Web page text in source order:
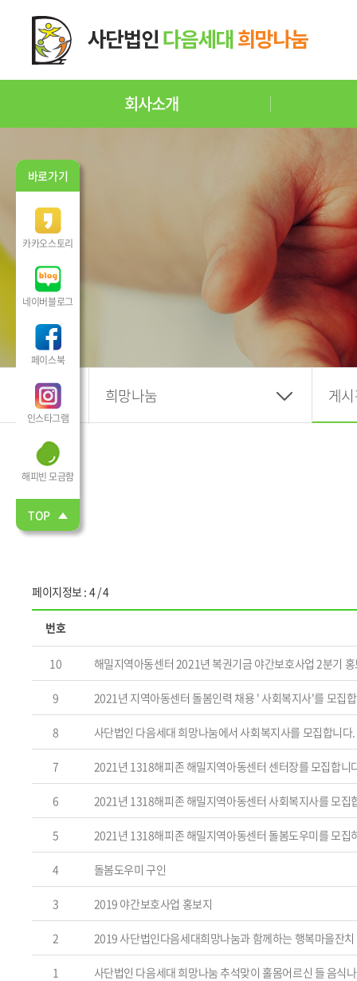
회사소개
희망나눔 게
페이지정보 : 4 / 4
번호
10 해밀지역아동센터 2021년 복권기금 야간보호사업 2분기
9 2021년 지역아동센터 돌봄인력 채용 ' 사회복지사'를 모집
8 사단법인 다음세대 희망나눔에서 사회복지사를 모집합니다.
7 2021년 1318해피존 해밀지역아동센터 센터장를 모집합니
6 2021년 1318해피존 해밀지역아동센터 사회복지사를 모집
5 2021년 1318해피존 해밀지역아동센터 돌봄도우미를 모집
4 돌봄도우미 구인
3 2019 야간보호사업 홍보지
2 2019 사단법인다음세대희망나눔과 함께하는 행복마을잔
1 사단법인 다음세대 희망나눔 추석맞이 홀몸어르신 들 음식
바로가기
카카오스토리
네이버블로그
페이스북
인스타그램
해피빈 모금함
TOP